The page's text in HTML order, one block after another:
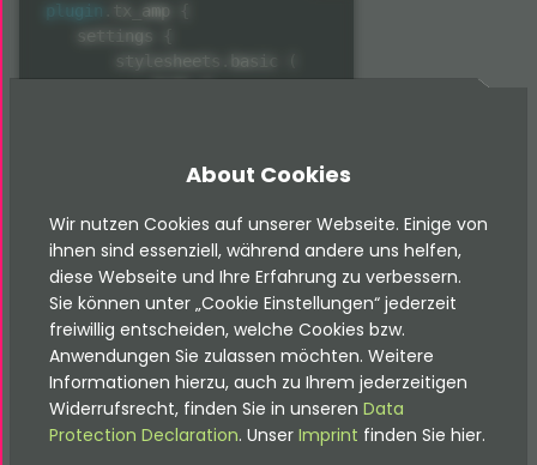
plugin tx_amp
    settings
        stylesheets
basic
/* ..more styles.. */
Um zusätzliche Stile für eine
spezielleAMP-Ansicht
hinzuzufügen, musst Du diese zu
About Cookies
Wir nutzen Cookies auf unserer Webseite. Einige von
ihnen sind essenziell, während andere uns helfen,
diese Webseite und Ihre Erfahrung zu verbessern.
Sie können unter „Cookie Einstellungen“ jederzeit
freiwillig entscheiden, welche Cookies bzw.
Anwendungen Sie zulassen möchten. Weitere
Informationen hierzu, auch zu Ihrem jederzeitigen
Widerrufsrecht, finden Sie in unseren Data
Protection Declaration. Unser Imprint finden Sie hier.